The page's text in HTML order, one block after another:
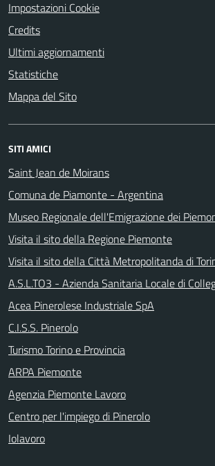
Impostazioni Cookie
Credits
Ultimi aggiornamenti
Statistiche
Mappa del Sito
SITI AMICI
Saint Jean de Moirans
Comuna de Piamonte - Argentina
Museo Regionale dell'Emigrazione dei
Visita il sito della Regione Piemonte
Visita il sito della Città Metropolitanda di
A.S.L.TO3 - Azienda Sanitaria Locale di
Acea Pinerolese Industriale SpA
C.I.S.S. Pinerolo
Turismo Torino e Provincia
ARPA Piemonte
Agenzia Piemonte Lavoro
Centro per l'impiego di Pinerolo
Iolavoro